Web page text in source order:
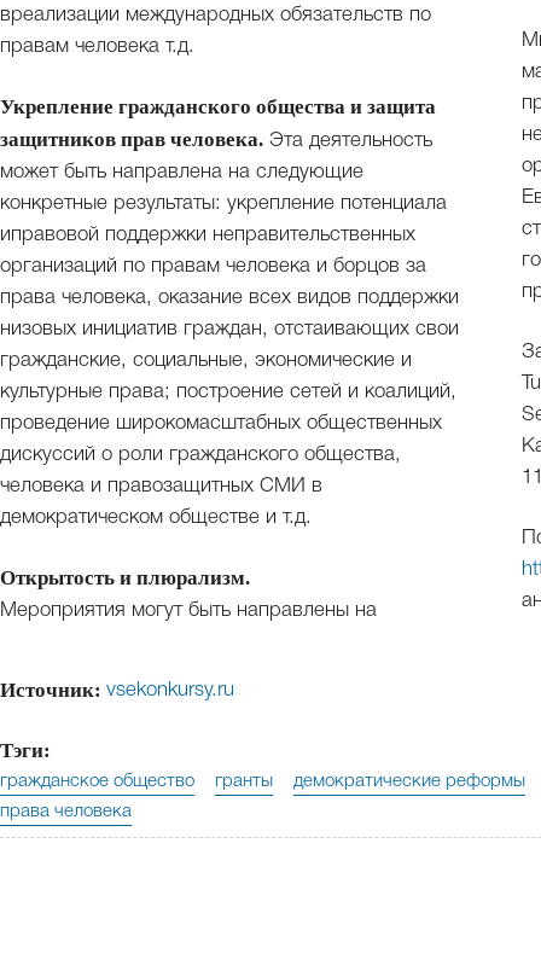
вреализации международных обязательств по
правам человека т.д.
Укрепление гражданского общества и защита
защитников прав человека. Эта деятельность
может быть направлена на следующие
конкретные результаты: укрепление потенциала
иправовой поддержки неправительственных
организаций по правам человека и борцов за
права человека, оказание всех видов поддержки
низовых инициатив граждан, отстаивающих свои
гражданские, социальные, экономические и
культурные права; построение сетей и коалиций,
проведение широкомасштабных общественных
дискуссий о роли гражданского общества,
человека и правозащитных СМИ в
демократическом обществе и т.д.
Открытость и плюрализм.
Мероприятия могут быть направлены на
Источник: vsekonkursy.ru
Тэги:
гражданское общество гранты
демократические реформы
права человека